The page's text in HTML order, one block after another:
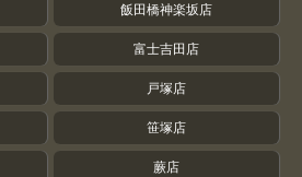
飯田橋神楽坂店
富士吉田店
戸塚店
笹塚店
蕨店